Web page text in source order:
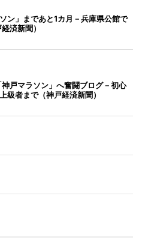
ン」まであと1カ月－兵庫県公館で
済新聞）
戸マラソン」へ奮闘ブログ－初心
級者まで（神戸経済新聞）